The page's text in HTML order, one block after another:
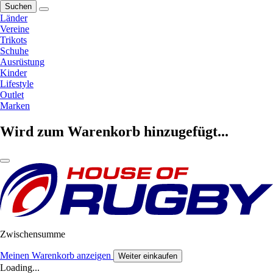
Suchen
Länder
Vereine
Trikots
Schuhe
Ausrüstung
Kinder
Lifestyle
Outlet
Marken
Wird zum Warenkorb hinzugefügt...
Zwischensumme
Meinen Warenkorb anzeigen Weiter einkaufen
Loading...